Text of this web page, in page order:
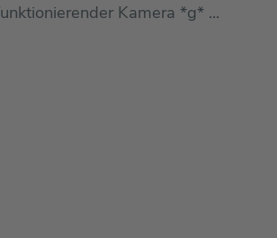
Kamera *g* ...